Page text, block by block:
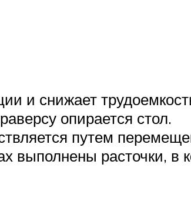
и снижает
опирается стол.
путем
выполнены расточки, в